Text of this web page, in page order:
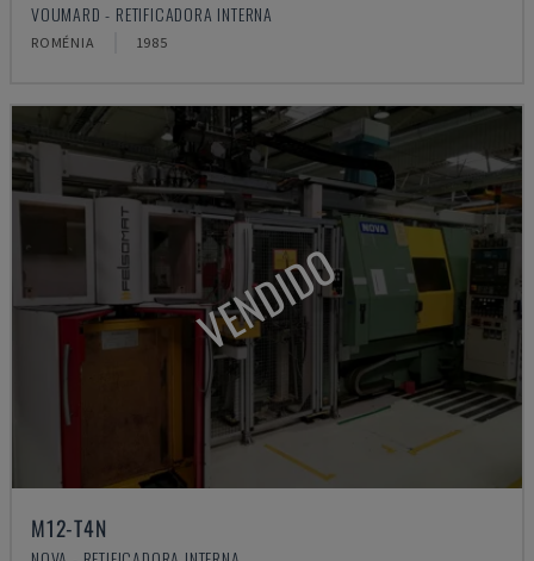
VOUMARD - RETIFICADORA INTERNA
ROMÉNIA 1985
VENDIDO
M12-T4N